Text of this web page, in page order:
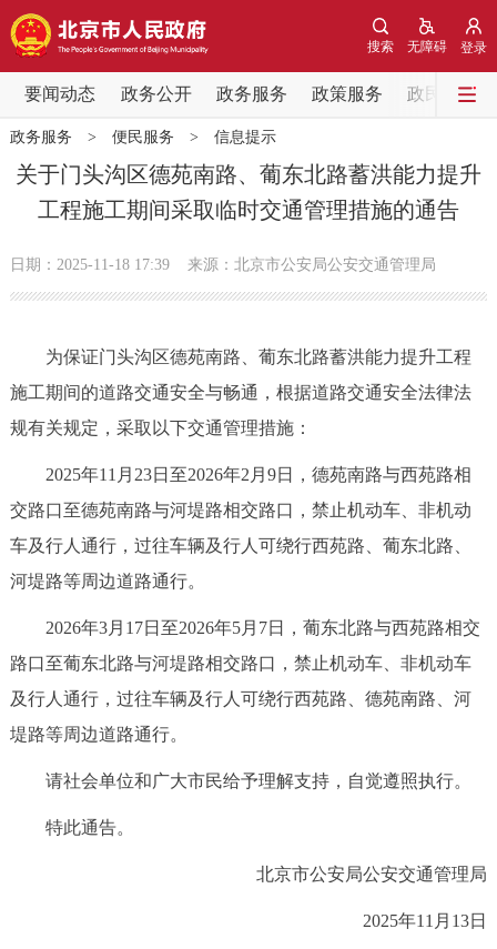
登录
无障碍
搜索
要闻动态 政务公开 政务服务 政策服务 政民互动
要闻动态
党中央精神 国务院信息
北京要闻 会议信息 部门动态
市领导 机构职能 政策服务
专题公开
政务服务
个人服务 法人服务 部门服务
便民服务 利企服务 投资项目
中介服务 阳光政务
政民互动
我要咨询 我要建议
政务服务 > 便民服务 > 信息提示
关于门头沟区德苑南路、葡东北路蓄洪能力提升
工程施工期间采取临时交通管理措施的通告
日期：2025-11-18 17:39 来源：北京市公安局公安交通管理局
为保证门头沟区德苑南路、葡东北路蓄洪能力提升工程
施工期间的道路交通安全与畅通，根据道路交通安全法律法
规有关规定，采取以下交通管理措施：
2025年11月23日至2026年2月9日，德苑南路与西苑路相
交路口至德苑南路与河堤路相交路口，禁止机动车、非机动
车及行人通行，过往车辆及行人可绕行西苑路、葡东北路、
河堤路等周边道路通行。
2026年3月17日至2026年5月7日，葡东北路与西苑路相交
路口至葡东北路与河堤路相交路口，禁止机动车、非机动车
及行人通行，过往车辆及行人可绕行西苑路、德苑南路、河
堤路等周边道路通行。
请社会单位和广大市民给予理解支持，自觉遵照执行。
特此通告。
北京市公安局公安交通管理局
2025年11月13日